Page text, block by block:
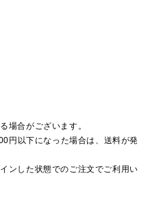
場合がございます。
円以下になった場合は、送料が発
ンした状態でのご注文でご利用い